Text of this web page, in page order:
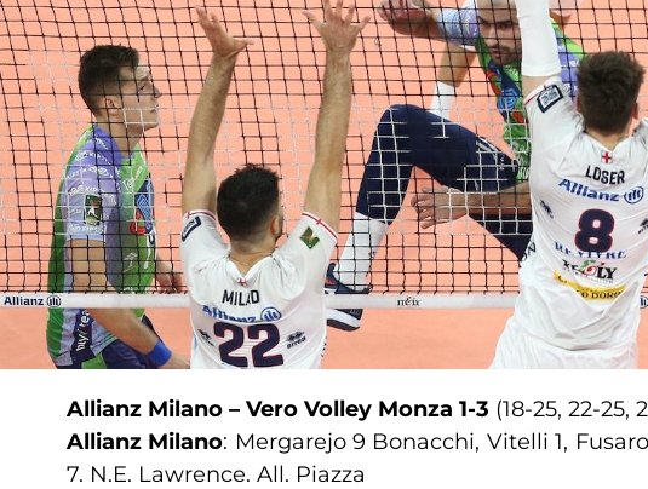
Allianz Milano – Vero Volley Monza 1-3 (18-25, 22-25,
Allianz Milano: Mergarejo 9 Bonacchi, Vitelli 1,
7. N.E. Lawrence. All. Piazza